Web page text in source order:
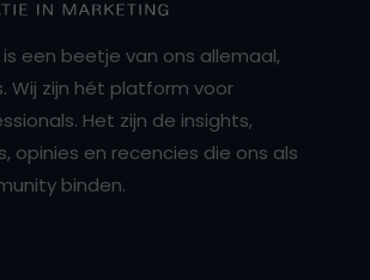
een beetje van ons allemaal,
Wij zijn hét platform voor
Het zijn de insights,
opinies en recencies die ons als
binden.